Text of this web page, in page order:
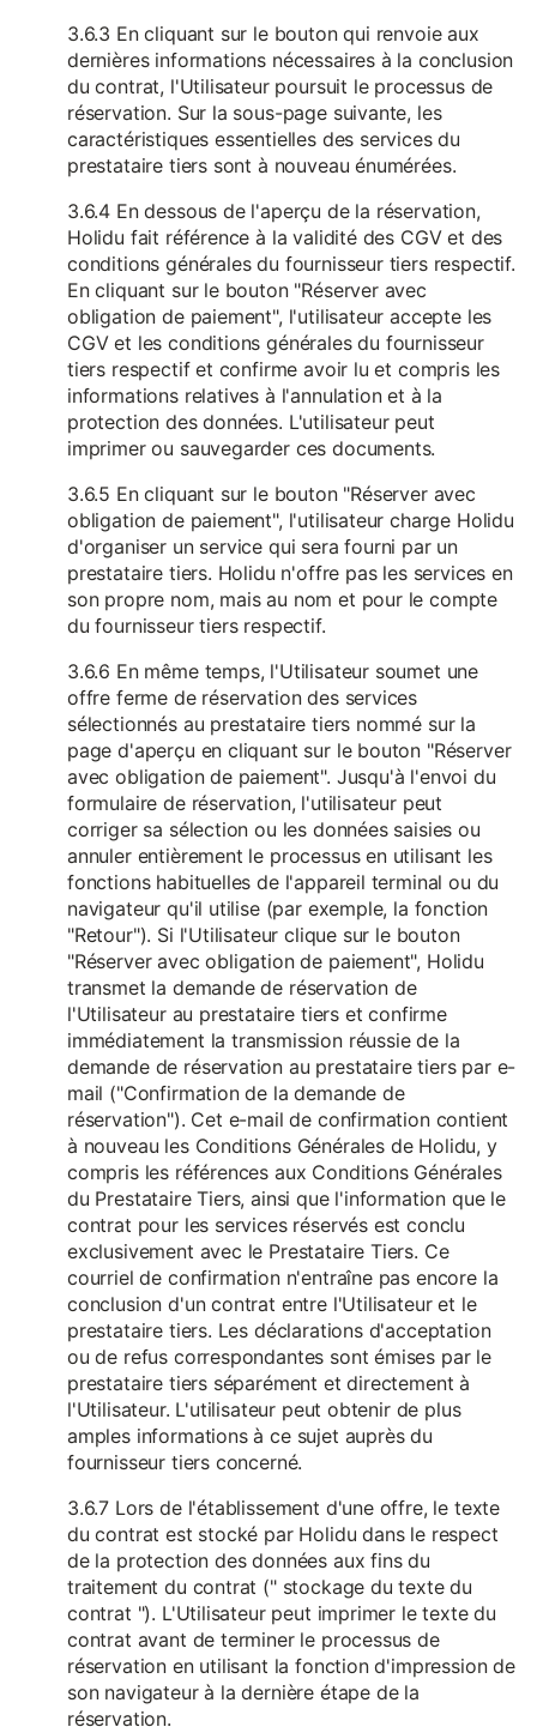
3.6.3 En cliquant sur le bouton qui renvoie aux
dernières informations nécessaires à la conclusion
du contrat, l'Utilisateur poursuit le processus de
réservation. Sur la sous-page suivante, les
caractéristiques essentielles des services du
prestataire tiers sont à nouveau énumérées.
3.6.4 En dessous de l'aperçu de la réservation,
Holidu fait référence à la validité des CGV et des
conditions générales du fournisseur tiers respectif.
En cliquant sur le bouton "Réserver avec
obligation de paiement", l'utilisateur accepte les
CGV et les conditions générales du fournisseur
tiers respectif et confirme avoir lu et compris les
informations relatives à l'annulation et à la
protection des données. L'utilisateur peut
imprimer ou sauvegarder ces documents.
3.6.5 En cliquant sur le bouton "Réserver avec
obligation de paiement", l'utilisateur charge Holidu
d'organiser un service qui sera fourni par un
prestataire tiers. Holidu n'offre pas les services en
son propre nom, mais au nom et pour le compte
du fournisseur tiers respectif.
3.6.6 En même temps, l'Utilisateur soumet une
offre ferme de réservation des services
sélectionnés au prestataire tiers nommé sur la
page d'aperçu en cliquant sur le bouton "Réserver
avec obligation de paiement". Jusqu'à l'envoi du
formulaire de réservation, l'utilisateur peut
corriger sa sélection ou les données saisies ou
annuler entièrement le processus en utilisant les
fonctions habituelles de l'appareil terminal ou du
navigateur qu'il utilise (par exemple, la fonction
"Retour"). Si l'Utilisateur clique sur le bouton
"Réserver avec obligation de paiement", Holidu
transmet la demande de réservation de
l'Utilisateur au prestataire tiers et confirme
immédiatement la transmission réussie de la
demande de réservation au prestataire tiers par e-
mail ("Confirmation de la demande de
réservation"). Cet e-mail de confirmation contient
à nouveau les Conditions Générales de Holidu, y
compris les références aux Conditions Générales
du Prestataire Tiers, ainsi que l'information que le
contrat pour les services réservés est conclu
exclusivement avec le Prestataire Tiers. Ce
courriel de confirmation n'entraîne pas encore la
conclusion d'un contrat entre l'Utilisateur et le
prestataire tiers. Les déclarations d'acceptation
ou de refus correspondantes sont émises par le
prestataire tiers séparément et directement à
l'Utilisateur. L'utilisateur peut obtenir de plus
amples informations à ce sujet auprès du
fournisseur tiers concerné.
3.6.7 Lors de l'établissement d'une offre, le texte
du contrat est stocké par Holidu dans le respect
de la protection des données aux fins du
traitement du contrat (" stockage du texte du
contrat "). L'Utilisateur peut imprimer le texte du
contrat avant de terminer le processus de
réservation en utilisant la fonction d'impression de
son navigateur à la dernière étape de la
réservation.